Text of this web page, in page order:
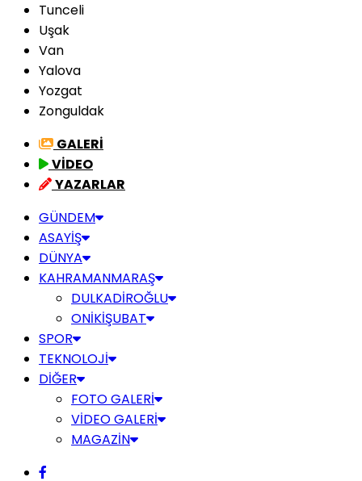
Tunceli
Uşak
Van
Yalova
Yozgat
Zonguldak
GALERİ
VİDEO
YAZARLAR
GÜNDEM
ASAYİŞ
DÜNYA
KAHRAMANMARAŞ
DULKADİROĞLU
ONİKİŞUBAT
SPOR
TEKNOLOJİ
DİĞER
FOTO GALERİ
VİDEO GALERİ
MAGAZİN